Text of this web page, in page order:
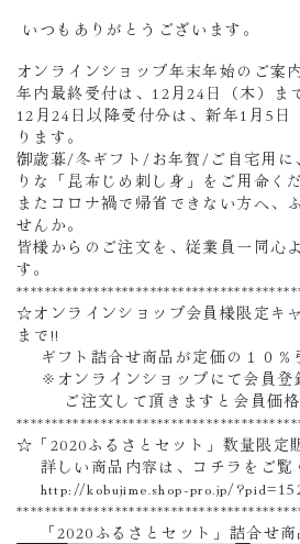
いつもありがとうございます。
オンラインショップ年末年始のご案
年内最終受付は、12月24日（木）ま
12月24日以降受付分は、新年1月5日
ります。
御歳暮/冬ギフト/お年賀/ご自宅用に
りな「昆布じめ刺し身」をご用命く
またコロナ禍で帰省できない方へ、
せんか。
皆様からのご注文を、従業員一同心
す。
☆オンラインショップ会員様限定キ
まで!!
ギフト詰合せ商品が定価の１０％
※オンラインショップにて会員登
ご注文して頂きますと会員価格
☆「2020ふるさとセット」数量限定
詳しい商品内容は、コチラをご
http://kobujime.shop-pro.jp/
「2020ふるさとセット」詰合せ商